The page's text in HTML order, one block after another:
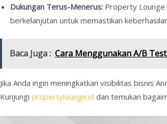
Dukungan Terus-Menerus: Property Lounge
berkelanjutan untuk memastikan
Baca Juga : Cara Menggunakan A/B
Jika Anda ingin meningkatkan visibilitas bisnis
Kunjungipropertylounge.id dan temukan